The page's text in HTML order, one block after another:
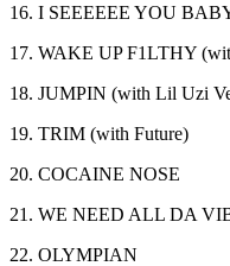
16. I SEEEEEE YOU
17. WAKE UP F1LTHY
18. JUMPIN (with Lil Uzi
19. TRIM (with Future)
20. COCAINE NOSE
21. WE NEED ALL DA
22. OLYMPIAN